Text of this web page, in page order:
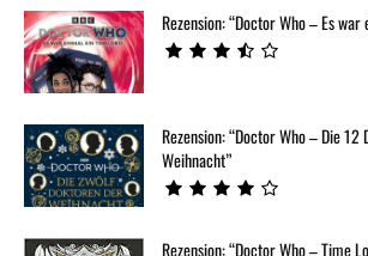
Rezension: “Doctor Who – Es
Rezension: “Doctor Who – Die 12
Weihnacht”
Rezension: “Doctor Who – Time